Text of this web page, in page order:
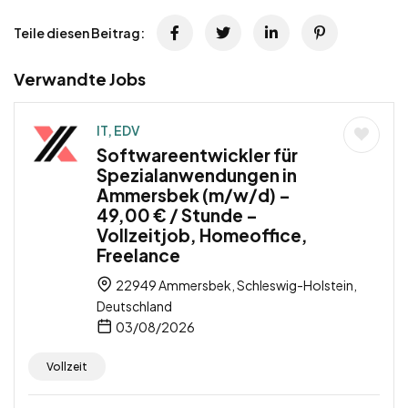
Teile diesen Beitrag:
Verwandte Jobs
IT, EDV
Softwareentwickler für
Spezialanwendungen in
Ammersbek (m/w/d) –
49,00 € / Stunde –
Vollzeitjob, Homeoffice,
Freelance
22949 Ammersbek, Schleswig-Holstein,
Deutschland
03/08/2026
Vollzeit